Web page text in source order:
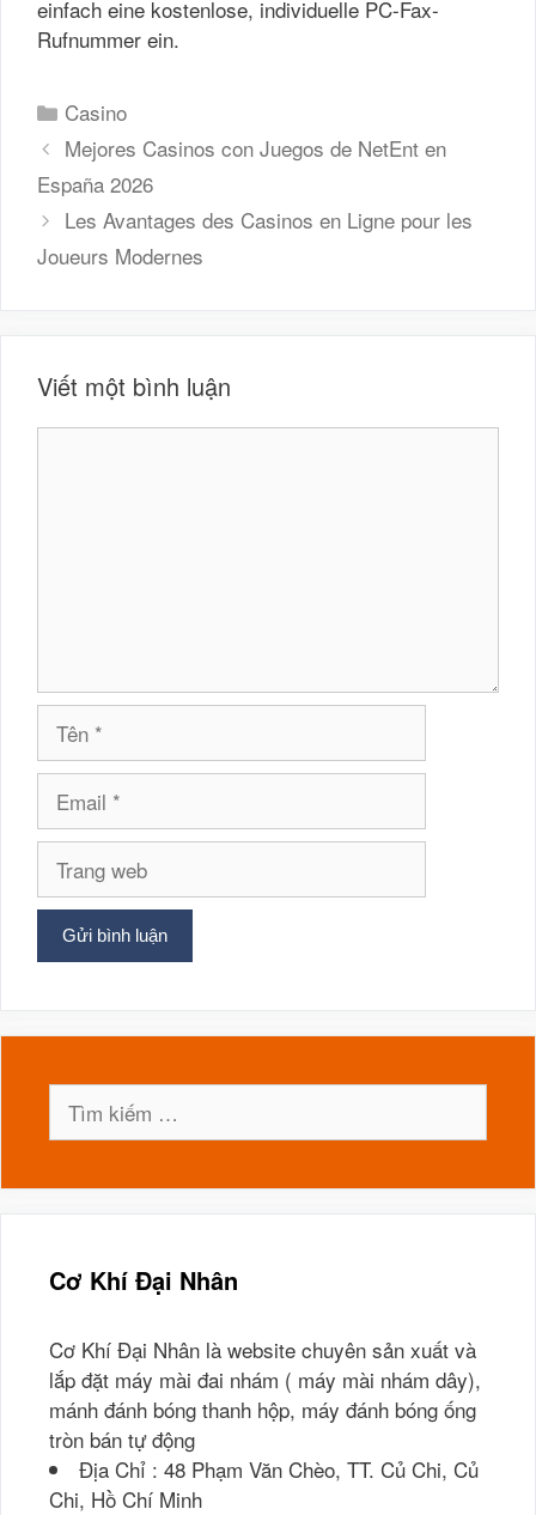
einfach eine kostenlose, individuelle PC-Fax-
Rufnummer ein.
Danh
mục
Casino
Mejores Casinos con Juegos de NetEnt en
España 2026
Les Avantages des Casinos en Ligne pour les
Joueurs Modernes
Viết một bình luận
Tên
Email
Trang
web
Tìm
kiếm
Cơ Khí Đại Nhân
Cơ Khí Đại Nhân là website chuyên sản xuất và
lắp đặt máy mài đai nhám ( máy mài nhám dây),
mánh đánh bóng thanh hộp, máy đánh bóng ống
tròn bán tự động
Địa Chỉ : 48 Phạm Văn Chèo, TT. Củ Chi, Củ
Chi, Hồ Chí Minh